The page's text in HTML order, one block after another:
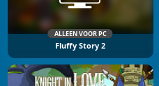
ALLEEN VOOR PC
Fluffy Story 2